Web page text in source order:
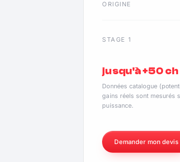
ORIGINE
STAGE 1
jusqu'à +50 ch
Données catalogue
gains réels sont mesurés
puissance.
Demander mon devis